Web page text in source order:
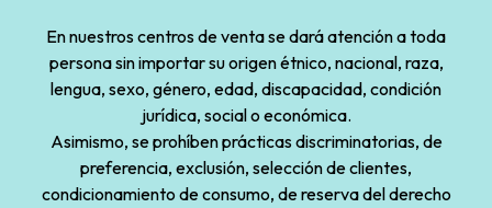
En nuestros centros de venta se dará atención a toda
persona sin importar su origen étnico, nacional, raza,
lengua, sexo, género, edad, discapacidad, condición
jurídica, social o económica.
Asimismo, se prohíben prácticas discriminatorias, de
preferencia, exclusión, selección de clientes,
condicionamiento de consumo, de reserva del derecho